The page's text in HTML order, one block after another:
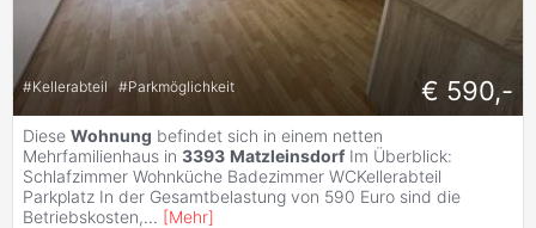
#Kellerabteil #Parkmöglichkeit € 590,-
Diese Wohnung befindet sich in einem netten
Mehrfamilienhaus in 3393 Matzleinsdorf Im Überblick:
Schlafzimmer Wohnküche Badezimmer WCKellerabteil
Parkplatz In der Gesamtbelastung von 590 Euro sind die
Betriebskosten,... [Mehr]